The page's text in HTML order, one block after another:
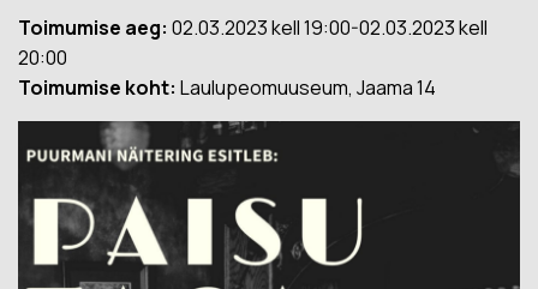
Toimumise aeg: 02.03.2023 kell 19:00-02.03.2023 kell
20:00
Toimumise koht: Laulupeomuuseum, Jaama 14